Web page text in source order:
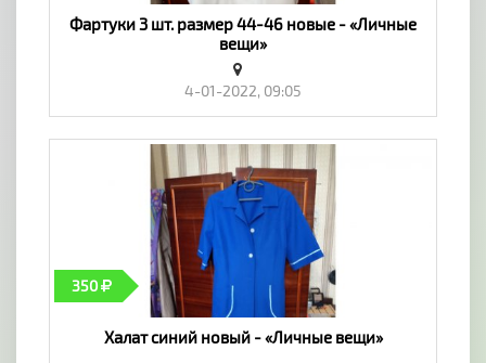
Фартуки 3 шт. размер 44-46 новые - «Личные
вещи»
4-01-2022, 09:05
350
Халат синий новый - «Личные вещи»